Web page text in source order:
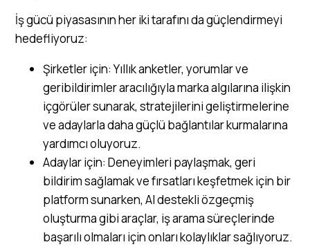
İş gücü piyasasının her iki tarafını da güçlendirmeyi
hedefliyoruz:
Şirketler için: Yıllık anketler, yorumlar ve
geribildirimler aracılığıyla marka algılarına ilişkin
içgörüler sunarak, stratejilerini geliştirmelerine
ve adaylarla daha güçlü bağlantılar kurmalarına
yardımcı oluyoruz.
Adaylar için: Deneyimleri paylaşmak, geri
bildirim sağlamak ve fırsatları keşfetmek için bir
platform sunarken, AI destekli özgeçmiş
oluşturma gibi araçlar, iş arama süreçlerinde
başarılı olmaları için onları kolaylıklar sağlıyoruz.